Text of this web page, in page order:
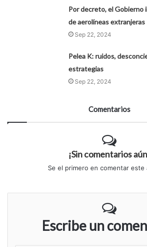
Por decreto, el Gobierno
de aerolíneas extranjeras
Sep 22, 2024
Pelea K: ruidos,
estrategias
Sep 22, 2024
Comentarios
¡Sin comentarios
Se el primero en comentar este
Escribe un